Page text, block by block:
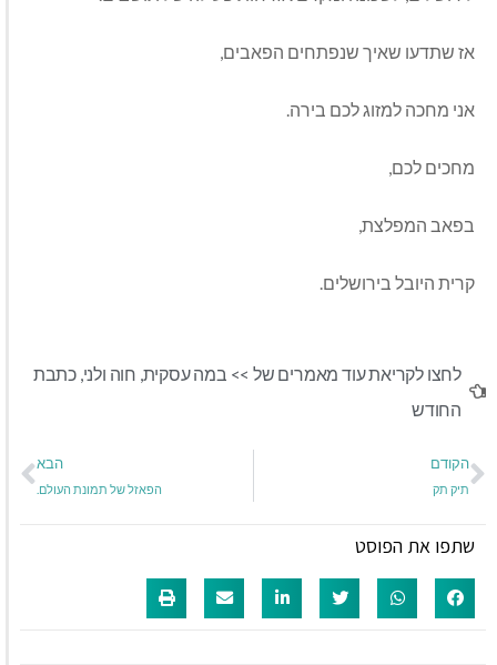
אז שתדעו שאיך שנפתחים הפאבים,
אני מחכה למזוג לכם בירה.
מחכים לכם,
בפאב המפלצת,
קרית היובל בירושלים.
לחצו לקריאת עוד מאמרים של >> במה עסקית, חוה ולני,כתבת
החודש
הקודם
תיק תק
הבא
הפאזל של תמונת העולם.
שתפו את הפוסט